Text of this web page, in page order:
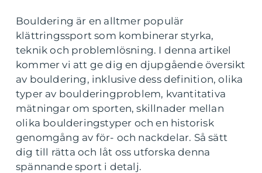
Bouldering är en alltmer populär
klättringssport som kombinerar styrka,
teknik och problemlösning. I denna artikel
kommer vi att ge dig en djupgående översikt
av bouldering, inklusive dess definition, olika
typer av boulderingproblem, kvantitativa
mätningar om sporten, skillnader mellan
olika boulderingstyper och en historisk
genomgång av för- och nackdelar. Så sätt
dig till rätta och låt oss utforska denna
spännande sport i detalj.